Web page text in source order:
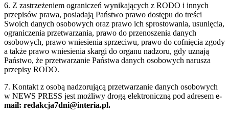
6. Z zastrzeżeniem ograniczeń wynikających z RODO i innych
przepisów prawa, posiadają Państwo prawo dostępu do treści
Swoich danych osobowych oraz prawo ich sprostowania, usunięcia,
ograniczenia przetwarzania, prawo do przenoszenia danych
osobowych, prawo wniesienia sprzeciwu, prawo do cofnięcia zgody
a także prawo wniesienia skargi do organu nadzoru, gdy uznają
Państwo, że przetwarzanie Państwa danych osobowych narusza
przepisy RODO.
7. Kontakt z osobą nadzorującą przetwarzanie danych osobowych
w NEWS PRESS jest możliwy drogą elektroniczną pod adresem e-
mail: redakcja7dni@interia.pl.